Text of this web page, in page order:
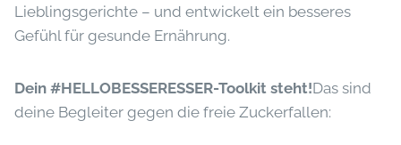
Lieblingsgerichte – und entwickelt ein besseres
Gefühl für gesunde Ernährung.
Dein #HELLOBESSERESSER-Toolkit steht!Das sind
deine Begleiter gegen die freie Zuckerfallen: